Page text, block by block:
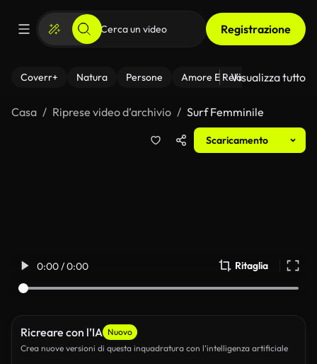
Registrazione
Coverr+ Natura Persone Amore E Relazioni Il
Visualizza tutto
Casa Riprese video d’archivio Surf Femminile
Scaricamento
0:00 / 0:00 Ritaglia
Ricreare con l’IA Nuovo
Crea nuove versioni di questa inquadratura con l’intelligenza artificiale